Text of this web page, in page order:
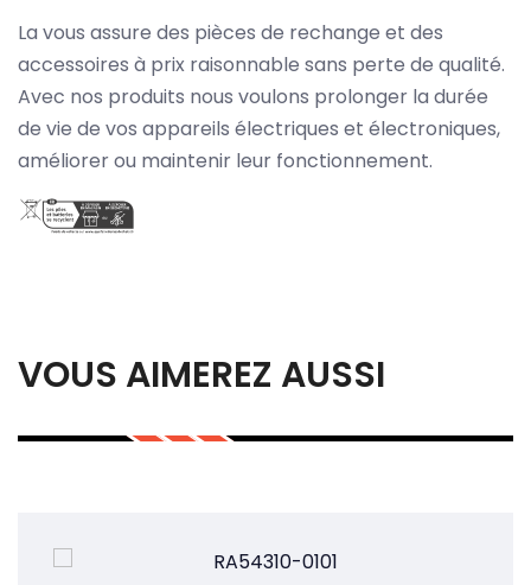
La vous assure des pièces de rechange et des
accessoires à prix raisonnable sans perte de qualité.
Avec nos produits nous voulons prolonger la durée
de vie de vos appareils électriques et électroniques,
améliorer ou maintenir leur fonctionnement.
VOUS AIMEREZ AUSSI